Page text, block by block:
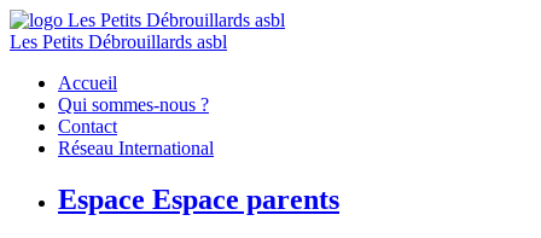
Les Petits Débrouillards asbl
Accueil
Qui sommes-nous ?
Contact
Réseau International
Espace Espace parents